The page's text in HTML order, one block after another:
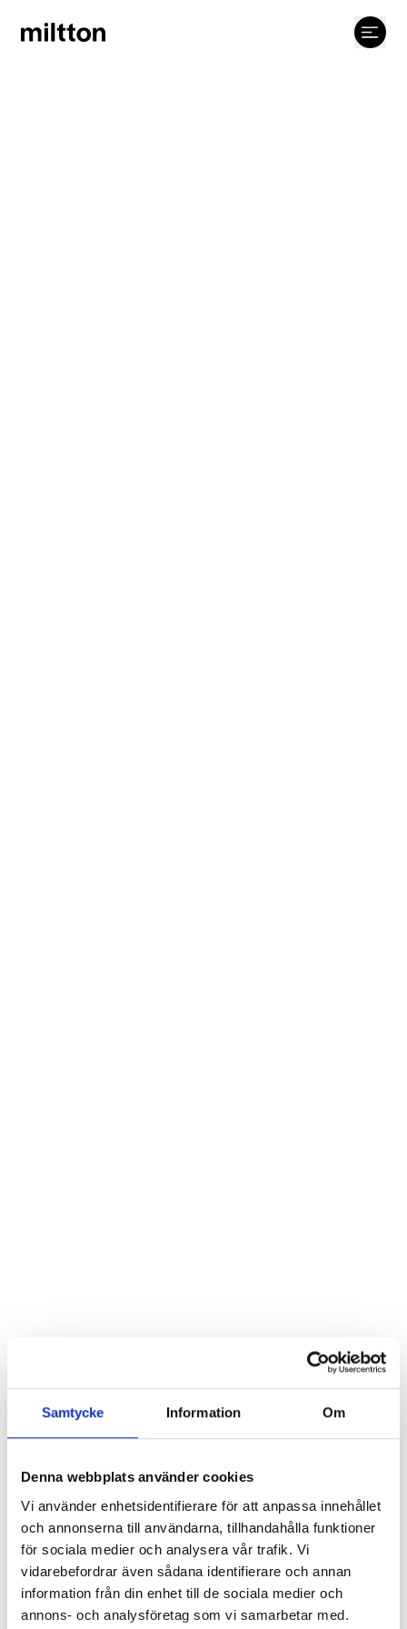
Samtycke Information Om
Denna webbplats använder cookies
Vi använder enhetsidentifierare för att anpassa innehållet
och annonserna till användarna, tillhandahålla funktioner
för sociala medier och analysera vår trafik. Vi
vidarebefordrar även sådana identifierare och annan
information från din enhet till de sociala medier och
annons- och analysföretag som vi samarbetar med.
Afterwork:
Hållbarhets­
kommunikation i
ett nytt